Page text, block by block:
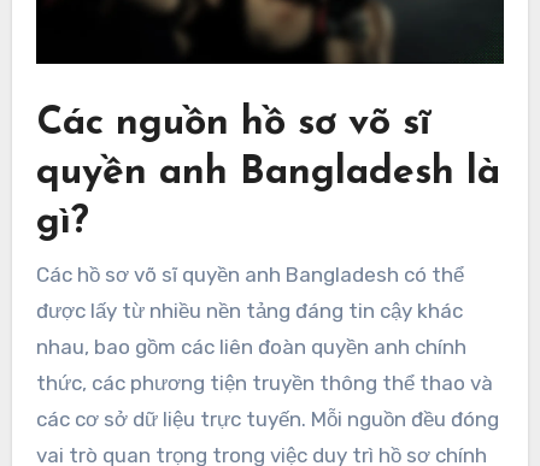
Các nguồn hồ sơ võ sĩ
quyền anh Bangladesh là
gì?
Các hồ sơ võ sĩ quyền anh Bangladesh có thể
được lấy từ nhiều nền tảng đáng tin cậy khác
nhau, bao gồm các liên đoàn quyền anh chính
thức, các phương tiện truyền thông thể thao và
các cơ sở dữ liệu trực tuyến. Mỗi nguồn đều đóng
vai trò quan trọng trong việc duy trì hồ sơ chính